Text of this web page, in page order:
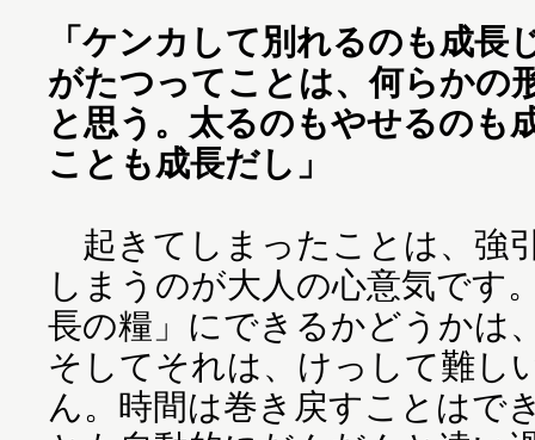
「ケンカして別れるのも成長
がたつってことは、何らかの
と思う。太るのもやせるのも
ことも成長だし」
起きてしまったことは、強
しまうのが大人の心意気です
長の糧」にできるかどうかは
そしてそれは、けっして難し
ん。時間は巻き戻すことはで